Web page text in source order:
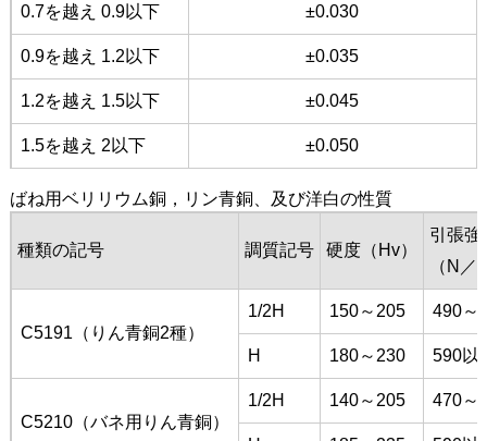
0.7を越え 0.9以下 ±0.030
0.9を越え 1.2以下 ±0.035
1.2を越え 1.5以下 ±0.045
1.5を越え 2以下 ±0.050
ばね用ベリリウム銅，リン青銅、及び洋白の性質
種類の記号 調質記号 硬度（Hv）
引張強
（N／
C5191（りん青銅2種）
1/2H 150～205 490～
H 180～230 590以
C5210（バネ用りん青銅）
1/2H 140～205 470～